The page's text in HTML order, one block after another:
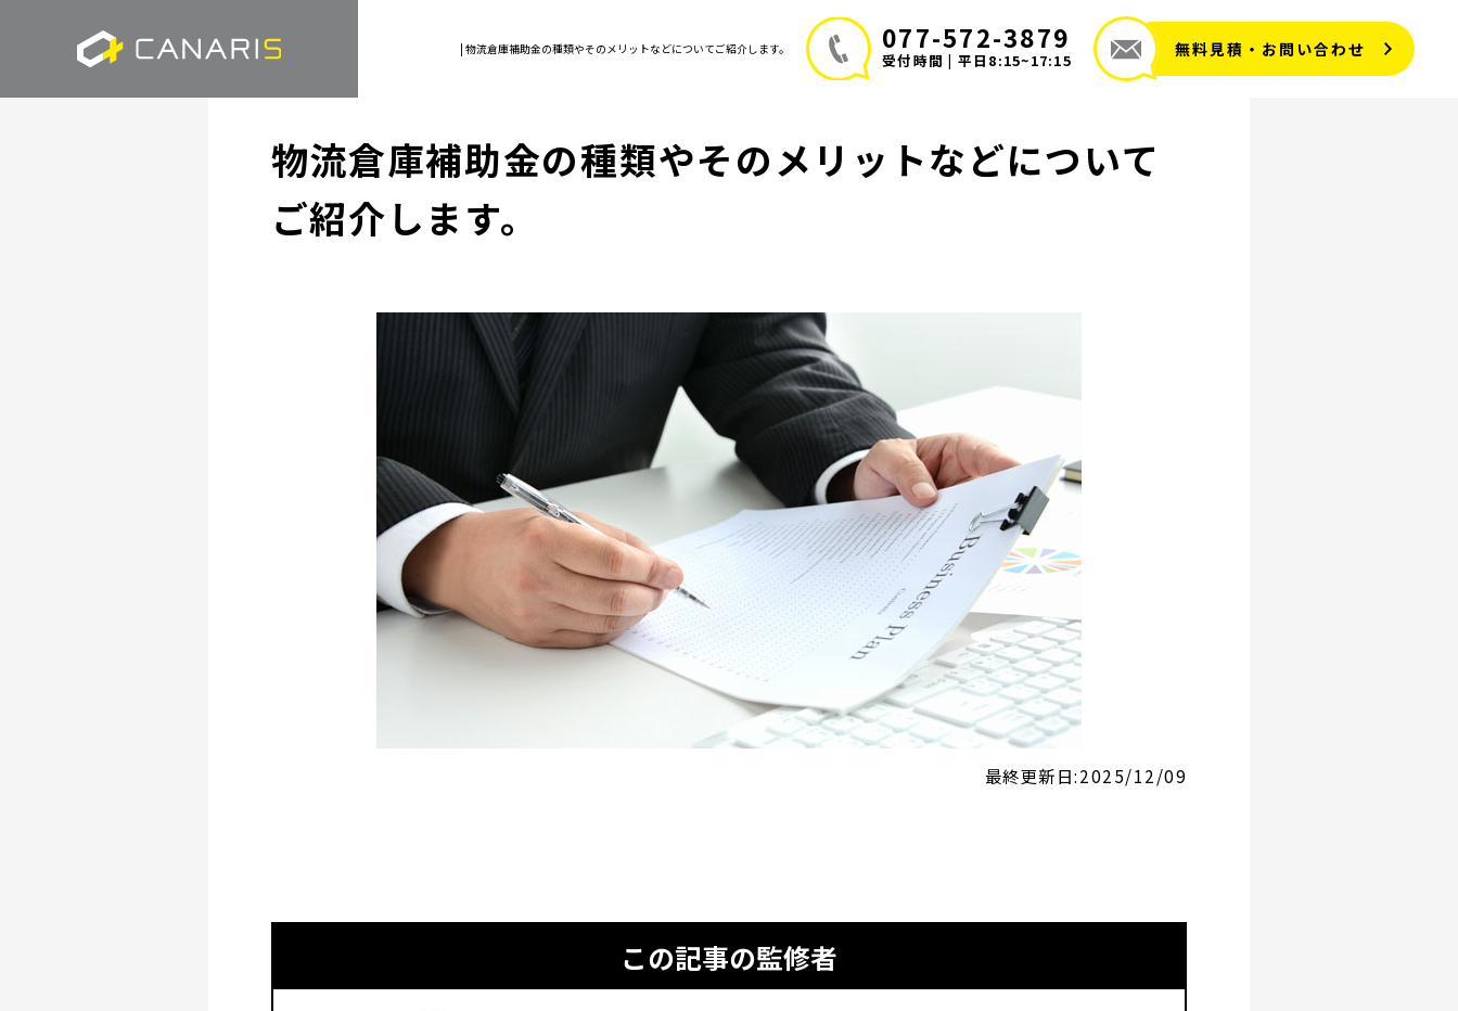
| 物流倉庫補助金の種類やそのメリットなどについてご紹介します。 077-572-3879
受付時間 | 平日8:15~17:15
無料見積・お問い合わせ
物流倉庫補助金の種類やそのメリットなどについて
ご紹介します。
最終更新日:2025/12/09
この記事の監修者